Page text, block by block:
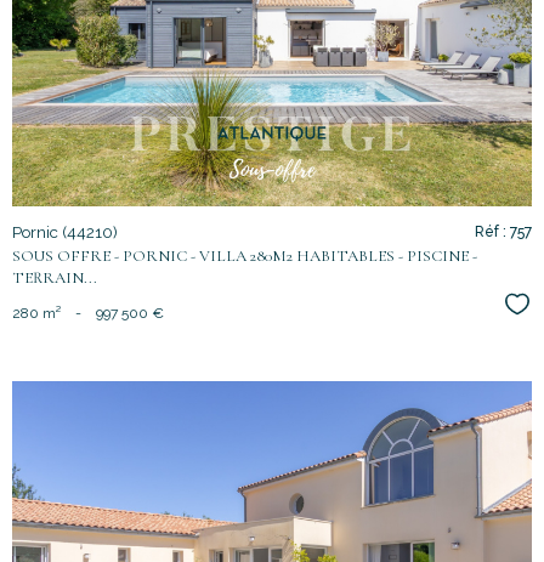
bien
Pornic (44210)
SOUS OFFRE - PORNIC - VILLA 280M2 HABITABLES - PISCINE -
TERRAIN...
Réf : 757
280 m² - 997 500 €
voir le